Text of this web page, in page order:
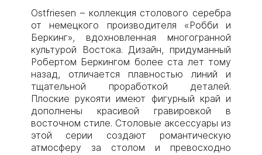
Ostfriesen – коллекция столового серебра
от немецкого производителя «Робби и
Беркинг», вдохновленная многогранной
культурой Востока. Дизайн, придуманный
Робертом Беркингом более ста лет тому
назад, отличается плавностью линий и
тщательной проработкой деталей.
Плоские рукояти имеют фигурный край и
дополнены красивой гравировкой в
восточном стиле. Столовые аксессуары из
этой серии создают романтическую
атмосферу за столом и превосходно